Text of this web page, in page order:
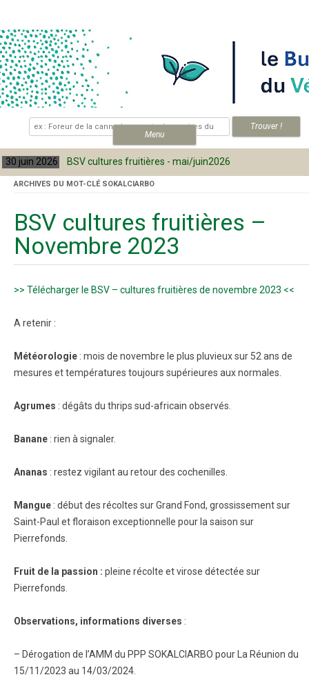
Menu
.
juin 2026 BSV cultures fruitières - mai/juin2026
ARCHIVES DU MOT-CLÉ SOKALCIARBO
BSV cultures fruitières –
Novembre 2023
>> Télécharger le BSV – cultures fruitières de novembre 2023 <<
A retenir :
Météorologie : mois de novembre le plus pluvieux sur 52 ans de
mesures et températures toujours supérieures aux normales.
Agrumes : dégâts du thrips sud-africain observés.
Banane : rien à signaler.
Ananas : restez vigilant au retour des cochenilles.
Mangue : début des récoltes sur Grand Fond, grossissement sur
Saint-Paul et floraison exceptionnelle pour la saison sur
Pierrefonds.
Fruit de la passion : pleine récolte et virose détectée sur
Pierrefonds.
Observations, informations diverses :
– Dérogation de l’AMM du PPP SOKALCIARBO pour La Réunion du
15/11/2023 au 14/03/2024.